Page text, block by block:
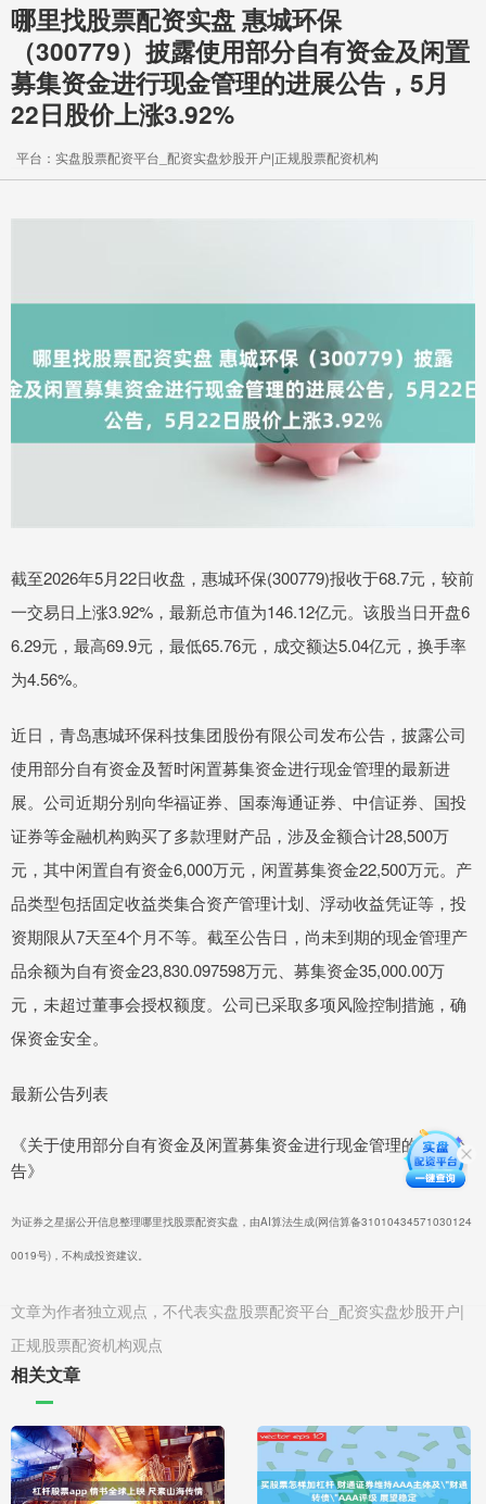
哪里找股票配资实盘 惠城环保
（300779）披露使用部分自有资金及闲置
募集资金进行现金管理的进展公告，5月
22日股价上涨3.92%
平台：实盘股票配资平台_配资实盘炒股开户|正规股票配资机构
截至2026年5月22日收盘，惠城环保(300779)报收于68.7元，较前
一交易日上涨3.92%，最新总市值为146.12亿元。该股当日开盘6
6.29元，最高69.9元，最低65.76元，成交额达5.04亿元，换手率
为4.56%。
近日，青岛惠城环保科技集团股份有限公司发布公告，披露公司
使用部分自有资金及暂时闲置募集资金进行现金管理的最新进
展。公司近期分别向华福证券、国泰海通证券、中信证券、国投
证券等金融机构购买了多款理财产品，涉及金额合计28,500万
元，其中闲置自有资金6,000万元，闲置募集资金22,500万元。产
品类型包括固定收益类集合资产管理计划、浮动收益凭证等，投
资期限从7天至4个月不等。截至公告日，尚未到期的现金管理产
品余额为自有资金23,830.097598万元、募集资金35,000.00万
元，未超过董事会授权额度。公司已采取多项风险控制措施，确
保资金安全。
最新公告列表
《关于使用部分自有资金及闲置募集资金进行现金管理的进展公
告》
为证券之星据公开信息整理哪里找股票配资实盘，由AI算法生成(网信算备31010434571030124
0019号)，不构成投资建议。
文章为作者独立观点，不代表实盘股票配资平台_配资实盘炒股开户|
正规股票配资机构观点
相关文章